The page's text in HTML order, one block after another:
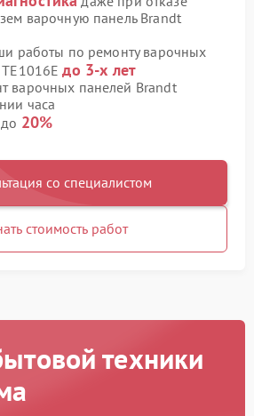
варочную панель Brandt
работы по ремонту варочных
TE1016Eдо 3-х лет
варочных панелей Brandt
часа
20%
со специалистом
стоимость работ
техники